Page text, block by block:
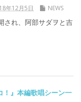
年12月5日 NEWS
され、阿部サダヲと吉
！』本編歌唱シーン一